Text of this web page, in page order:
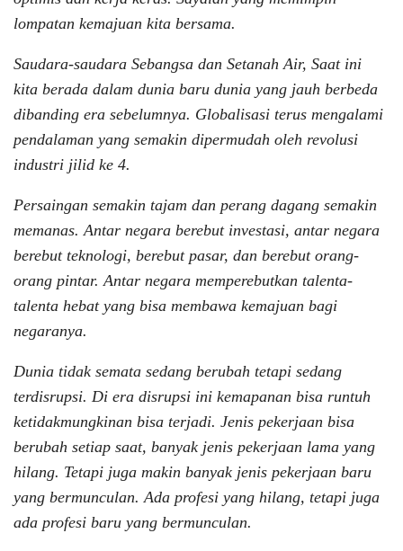
lompatan kemajuan kita bersama.
Saudara-saudara Sebangsa dan Setanah Air, Saat ini
kita berada dalam dunia baru dunia yang jauh berbeda
dibanding era sebelumnya. Globalisasi terus mengalami
pendalaman yang semakin dipermudah oleh revolusi
industri jilid ke 4.
Persaingan semakin tajam dan perang dagang semakin
memanas. Antar negara berebut investasi, antar negara
berebut teknologi, berebut pasar, dan berebut orang-
orang pintar. Antar negara memperebutkan talenta-
talenta hebat yang bisa membawa kemajuan bagi
negaranya.
Dunia tidak semata sedang berubah tetapi sedang
terdisrupsi. Di era disrupsi ini kemapanan bisa runtuh
ketidakmungkinan bisa terjadi. Jenis pekerjaan bisa
berubah setiap saat, banyak jenis pekerjaan lama yang
hilang. Tetapi juga makin banyak jenis pekerjaan baru
yang bermunculan. Ada profesi yang hilang, tetapi juga
ada profesi baru yang bermunculan.